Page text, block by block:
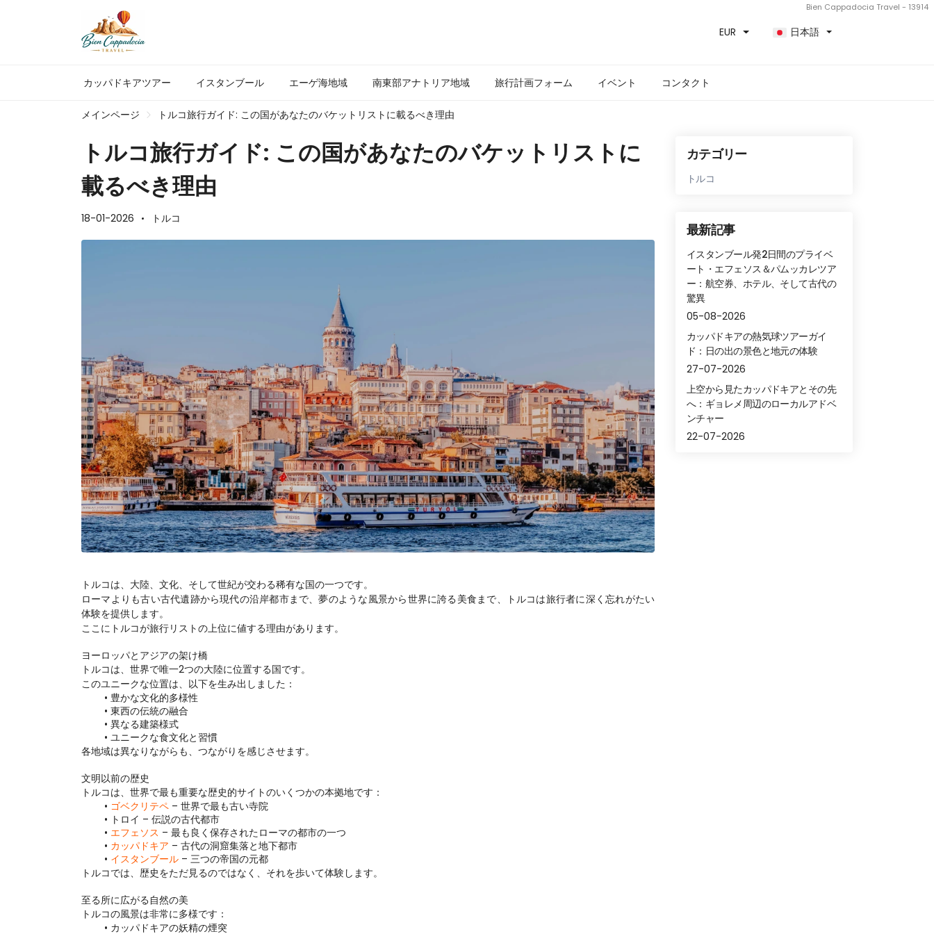
Bien Cappadocia Travel - 13914
EUR 日本語
カッパドキアツアー イスタンブール エーゲ海地域 南東部アナトリア地域 旅行計画フォーム イベント コンタクト
メインページ トルコ旅行ガイド: この国があなたのバケットリストに載るべき理由
トルコ旅行ガイド: この国があなたのバケットリストに
載るべき理由
18-01-2026 トルコ
トルコは、大陸、文化、そして世紀が交わる稀有な国の一つです。
ローマよりも古い古代遺跡から現代の沿岸都市まで、夢のような風景から世界に誇る美食まで、トルコは旅行者に深く忘れがたい
体験を提供します。
ここにトルコが旅行リストの上位に値する理由があります。
ヨーロッパとアジアの架け橋
トルコは、世界で唯一2つの大陸に位置する国です。
このユニークな位置は、以下を生み出しました：
豊かな文化的多様性
東西の伝統の融合
異なる建築様式
ユニークな食文化と習慣
各地域は異なりながらも、つながりを感じさせます。
文明以前の歴史
トルコは、世界で最も重要な歴史的サイトのいくつかの本拠地です：
ゴベクリテペ – 世界で最も古い寺院
トロイ – 伝説の古代都市
エフェソス – 最も良く保存されたローマの都市の一つ
カッパドキア – 古代の洞窟集落と地下都市
イスタンブール – 三つの帝国の元都
トルコでは、歴史をただ見るのではなく、それを歩いて体験します。
至る所に広がる自然の美
トルコの風景は非常に多様です：
カッパドキアの妖精の煙突
カテゴリー
トルコ
最新記事
イスタンブール発2日間のプライベ
ート・エフェソス＆パムッカレツア
ー：航空券、ホテル、そして古代の
驚異
05-08-2026
カッパドキアの熱気球ツアーガイ
ド：日の出の景色と地元の体験
27-07-2026
上空から見たカッパドキアとその先
へ：ギョレメ周辺のローカルアドベ
ンチャー
22-07-2026